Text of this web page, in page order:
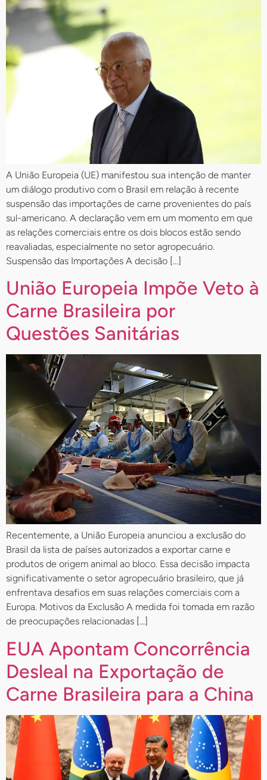
A União Europeia (UE) manifestou sua intenção de manter
um diálogo produtivo com o Brasil em relação à recente
suspensão das importações de carne provenientes do país
sul-americano. A declaração vem em um momento em que
as relações comerciais entre os dois blocos estão sendo
reavaliadas, especialmente no setor agropecuário.
Suspensão das Importações A decisão […]
União Europeia Impõe Veto à
Carne Brasileira por
Questões Sanitárias
Recentemente, a União Europeia anunciou a exclusão do
Brasil da lista de países autorizados a exportar carne e
produtos de origem animal ao bloco. Essa decisão impacta
significativamente o setor agropecuário brasileiro, que já
enfrentava desafios em suas relações comerciais com a
Europa. Motivos da Exclusão A medida foi tomada em razão
de preocupações relacionadas […]
EUA Apontam Concorrência
Desleal na Exportação de
Carne Brasileira para a China